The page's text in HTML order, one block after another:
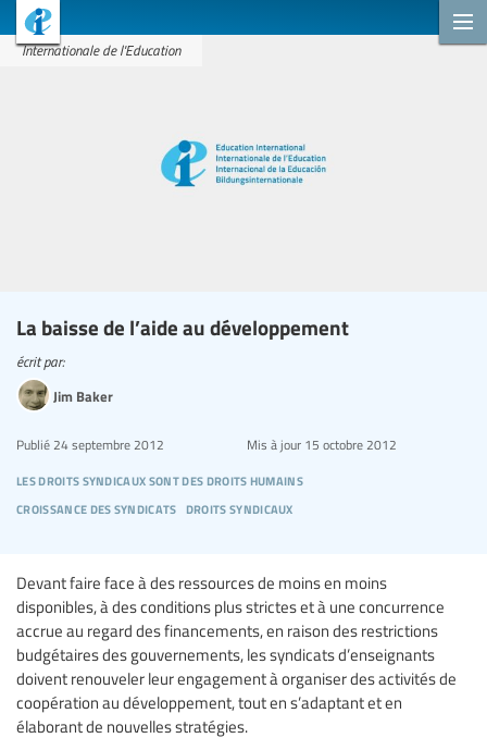
Internationale de l'Education
La baisse de l’aide au développement
les droits syndicaux sont des droits humains
croissance des syndicats droits syndicaux
Publié 24 septembre 2012 Mis à jour15 octobre 2012
écrit par:
Jim Baker
Devant faire face à des ressources de moins en moins
disponibles, à des conditions plus strictes et à une concurrence
accrue au regard des financements, en raison des restrictions
budgétaires des gouvernements, les syndicats d’enseignants
doivent renouveler leur engagement à organiser des activités de
coopération au développement, tout en s’adaptant et en
élaborant de nouvelles stratégies.